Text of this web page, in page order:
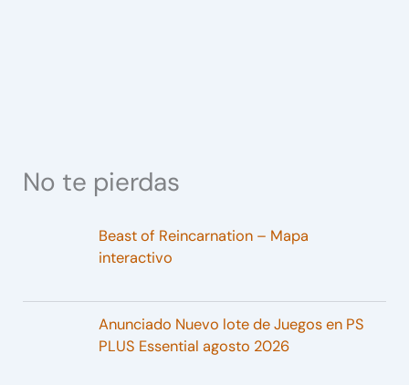
No te pierdas
Beast of Reincarnation – Mapa
interactivo
Anunciado Nuevo lote de Juegos en PS
PLUS Essential agosto 2026